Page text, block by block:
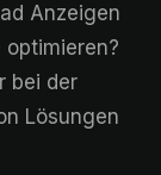
Anzeigen
optimieren?
bei der
Lösungen